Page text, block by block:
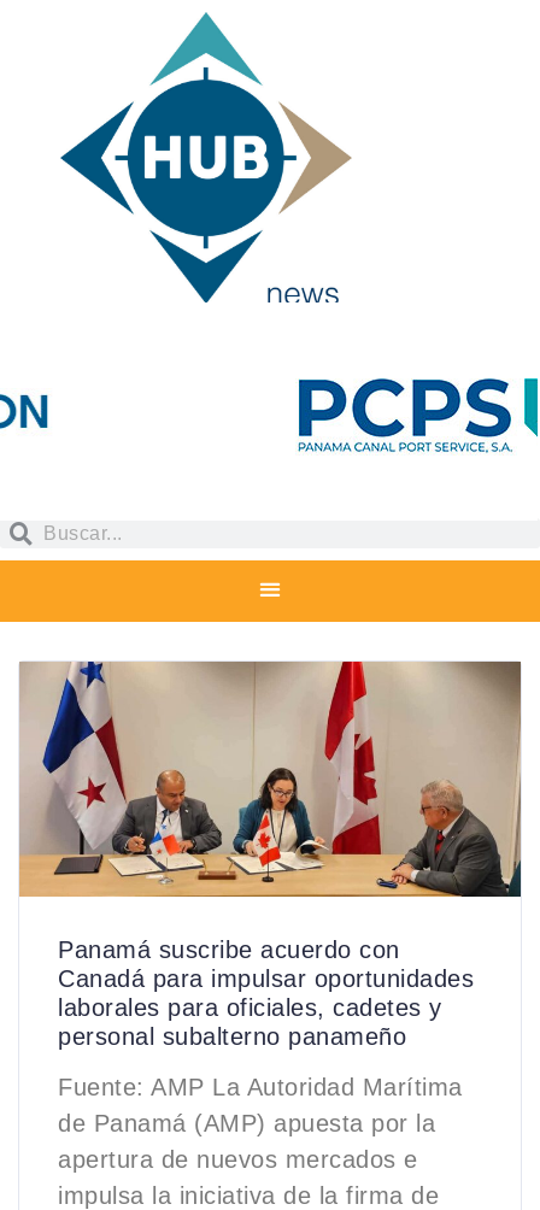
Panamá suscribe acuerdo con
Canadá para impulsar oportunidades
laborales para oficiales, cadetes y
personal subalterno panameño
Fuente: AMP La Autoridad Marítima
de Panamá (AMP) apuesta por la
apertura de nuevos mercados e
impulsa la iniciativa de la firma de